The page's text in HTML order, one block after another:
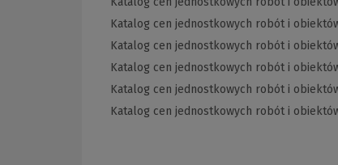
Katalog cen jednostkowych robót i obiektów
Katalog cen jednostkowych robót i obiektów
Katalog cen jednostkowych robót i obiektów
Katalog cen jednostkowych robót i obiektów
Katalog cen jednostkowych robót i obiektów